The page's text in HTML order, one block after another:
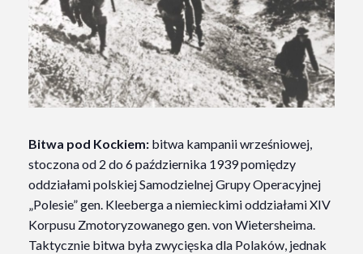
Bitwa pod Kockiem: bitwa kampanii wrześniowej,
stoczona od 2 do 6 października 1939 pomiędzy
oddziałami polskiej Samodzielnej Grupy Operacyjnej
„Polesie” gen. Kleeberga a niemieckimi oddziałami XIV
Korpusu Zmotoryzowanego gen. von Wietersheima.
Taktycznie bitwa była zwycięska dla Polaków, jednak